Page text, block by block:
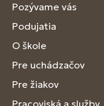
Pozývame vás
Podujatia
O škole
Pre uchádzačov
Pre žiakov